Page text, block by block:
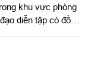
khu vực phòng
diễn tập có đồng
tổ chức diễn tập